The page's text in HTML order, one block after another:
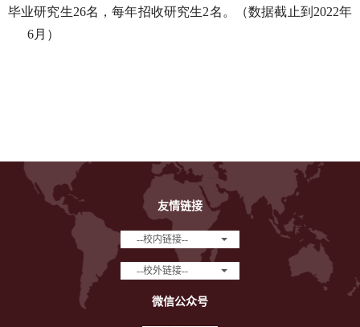
毕业研究生26名，每年招收研究生2名。（数据截止到2022年
6月）
友情链接
--校内链接--
--校外链接--
微信公众号